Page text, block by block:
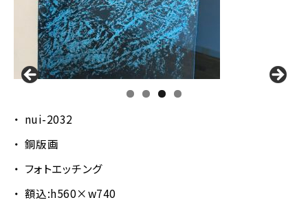
nui-2032
銅版画
フォトエッチング
額込:h560×w740